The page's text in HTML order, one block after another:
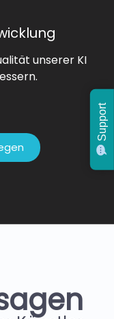
unserer KI
Support